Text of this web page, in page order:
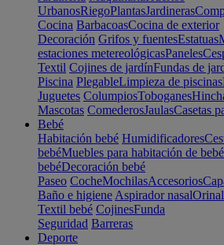
UrbanosRiegoPlantasJardineras
Cocina BarbacoasCocina de exterior
Decoración Grifos y fuentesEstatuas
estaciones metereológicasPaneles
Textil Cojines de jardínFundas de
Piscina PlegableLimpieza de piscinas
Juguetes ColumpiosToboganes
Mascotas ComederosJaulasCasetas
Bebé
Habitación bebé Humidificadores
bebéMuebles para habitación de bebé
bebéDecoración bebé
Paseo CocheMochilasAccesorios
Baño e higiene Aspirador nasal
Textil bebé CojinesFunda
Seguridad Barreras
Deporte